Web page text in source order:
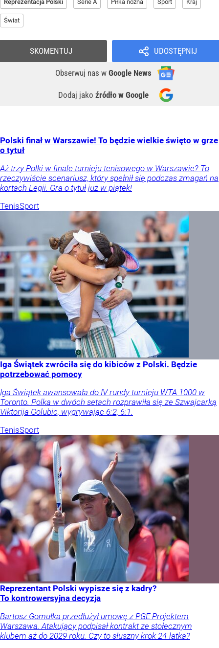
Reprezentacja Polski Serie A Piłka nożna Sport Kraj
Świat
UDOSTĘPNIJ
Obserwuj nas w Google News
Dodaj jako źródło w Google
SKOMENTUJ
Polski finał w Warszawie! To będzie wielkie święto w grze
o tytuł
Aż trzy Polki w finale turnieju tenisowego w Warszawie? To
rzeczywiście scenariusz, który spełnił się podczas zmagań na
kortach Legii. Gra o tytuł już w piątek!
TenisSport
Iga Świątek zwróciła się do kibiców z Polski. Będzie
potrzebować pomocy
Iga Świątek awansowała do IV rundy turnieju WTA 1000 w
Toronto. Polka w dwóch setach rozprawiła się ze Szwajcarką
Viktorija Golubic, wygrywając 6:2, 6:1.
TenisSport
Reprezentant Polski wypisze się z kadry?
To kontrowersyjna decyzja
Bartosz Gomułka przedłużył umowę z PGE Projektem
Warszawa. Atakujący podpisał kontrakt ze stołecznym
klubem aż do 2029 roku. Czy to słuszny krok 24-latka?